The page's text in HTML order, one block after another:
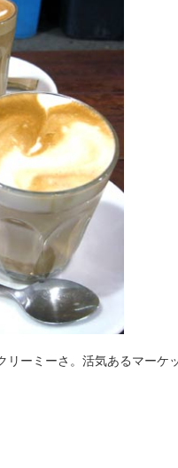
リーミーさ。活気あるマーケ